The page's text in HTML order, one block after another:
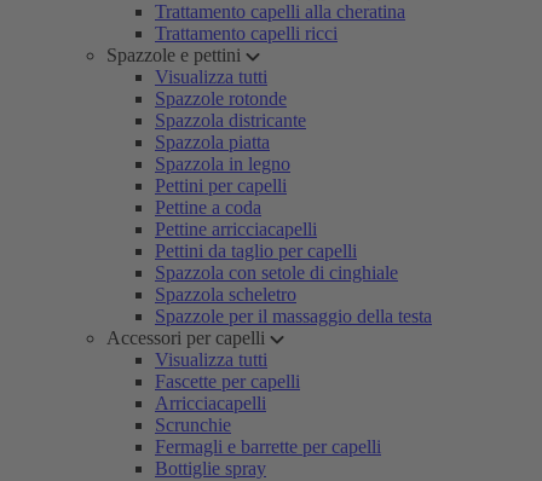
Trattamento capelli alla cheratina
Trattamento capelli ricci
Spazzole e pettini
Visualizza tutti
Spazzole rotonde
Spazzola districante
Spazzola piatta
Spazzola in legno
Pettini per capelli
Pettine a coda
Pettine arricciacapelli
Pettini da taglio per capelli
Spazzola con setole di cinghiale
Spazzola scheletro
Spazzole per il massaggio della testa
Accessori per capelli
Visualizza tutti
Fascette per capelli
Arricciacapelli
Scrunchie
Fermagli e barrette per capelli
Bottiglie spray